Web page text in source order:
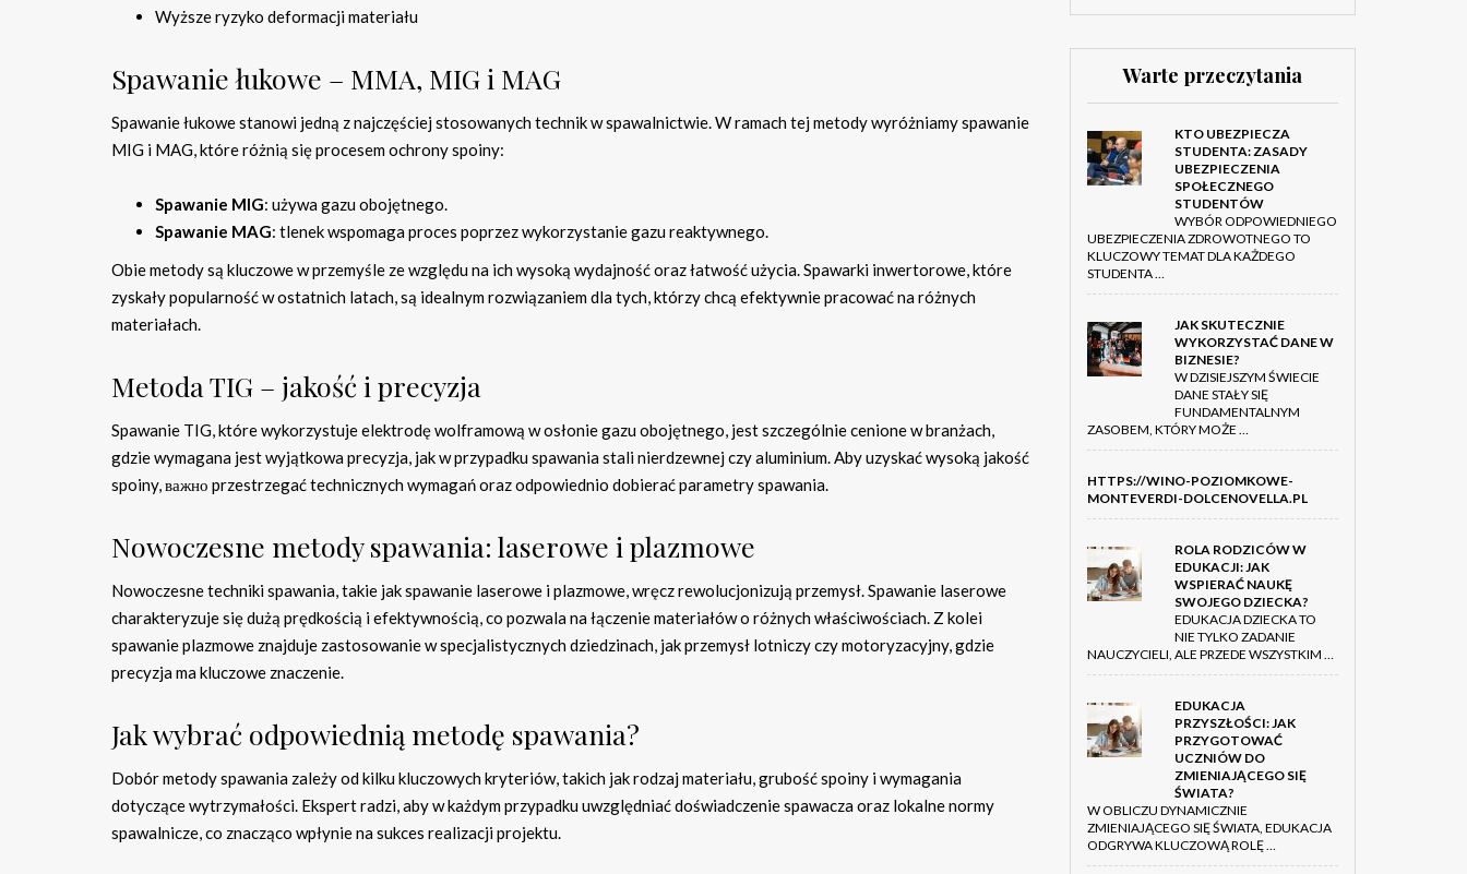
Wyższe ryzyko deformacji materiału
Spawanie łukowe – MMA, MIG i MAG
Spawanie łukowe stanowi jedną z najczęściej stosowanych technik w spawalnictwie. W ramach tej metody wyróżniamy spawanie
MIG i MAG, które różnią się procesem ochrony spoiny:
Spawanie MIG: używa gazu obojętnego.
Spawanie MAG: tlenek wspomaga proces poprzez wykorzystanie gazu reaktywnego.
Obie metody są kluczowe w przemyśle ze względu na ich wysoką wydajność oraz łatwość użycia. Spawarki inwertorowe, które
zyskały popularność w ostatnich latach, są idealnym rozwiązaniem dla tych, którzy chcą efektywnie pracować na różnych
materiałach.
Metoda TIG – jakość i precyzja
Spawanie TIG, które wykorzystuje elektrodę wolframową w osłonie gazu obojętnego, jest szczególnie cenione w branżach,
gdzie wymagana jest wyjątkowa precyzja, jak w przypadku spawania stali nierdzewnej czy aluminium. Aby uzyskać wysoką jakość
spoiny, важно przestrzegać technicznych wymagań oraz odpowiednio dobierać parametry spawania.
Nowoczesne metody spawania: laserowe i plazmowe
Nowoczesne techniki spawania, takie jak spawanie laserowe i plazmowe, wręcz rewolucjonizują przemysł. Spawanie laserowe
charakteryzuje się dużą prędkością i efektywnością, co pozwala na łączenie materiałów o różnych właściwościach. Z kolei
spawanie plazmowe znajduje zastosowanie w specjalistycznych dziedzinach, jak przemysł lotniczy czy motoryzacyjny, gdzie
precyzja ma kluczowe znaczenie.
Jak wybrać odpowiednią metodę spawania?
Dobór metody spawania zależy od kilku kluczowych kryteriów, takich jak rodzaj materiału, grubość spoiny i wymagania
dotyczące wytrzymałości. Ekspert radzi, aby w każdym przypadku uwzględniać doświadczenie spawacza oraz lokalne normy
spawalnicze, co znacząco wpłynie na sukces realizacji projektu.
Warte przeczytania
KTO UBEZPIECZA
STUDENTA: ZASADY
UBEZPIECZENIA
SPOŁECZNEGO
STUDENTÓW
WYBÓR ODPOWIEDNIEGO
UBEZPIECZENIA ZDROWOTNEGO TO
KLUCZOWY TEMAT DLA KAŻDEGO
STUDENTA …
JAK SKUTECZNIE
WYKORZYSTAĆ DANE W
BIZNESIE?
W DZISIEJSZYM ŚWIECIE
DANE STAŁY SIĘ
FUNDAMENTALNYM
ZASOBEM, KTÓRY MOŻE …
HTTPS://WINO-POZIOMKOWE-
MONTEVERDI-DOLCENOVELLA.PL
ROLA RODZICÓW W
EDUKACJI: JAK
WSPIERAĆ NAUKĘ
SWOJEGO DZIECKA?
EDUKACJA DZIECKA TO
NIE TYLKO ZADANIE
NAUCZYCIELI, ALE PRZEDE WSZYSTKIM …
EDUKACJA
PRZYSZŁOŚCI: JAK
PRZYGOTOWAĆ
UCZNIÓW DO
ZMIENIAJĄCEGO SIĘ
ŚWIATA?
W OBLICZU DYNAMICZNIE
ZMIENIAJĄCEGO SIĘ ŚWIATA, EDUKACJA
ODGRYWA KLUCZOWĄ ROLĘ …